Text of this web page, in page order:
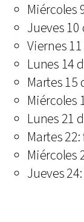
Miércoles
Jueves
Viernes
Lunes 14
Martes 15
Miércoles
Lunes 21
Martes
Miércoles
Jueves